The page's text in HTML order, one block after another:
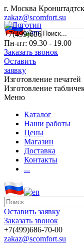
г. Москва
zakaz@scomfort.su
+7(499)686-70-00
Пн-пт: 09.30 - 19.00
Заказать звонок
Оставить
заявку
Изготовление печатей
Изготовление
Меню
Каталог
Наши работы
Цены
Магазин
Доставка
Контакты
...
Оставить заявку
Заказать звонок
+7(499)686-70-00
zakaz@scomfort.su